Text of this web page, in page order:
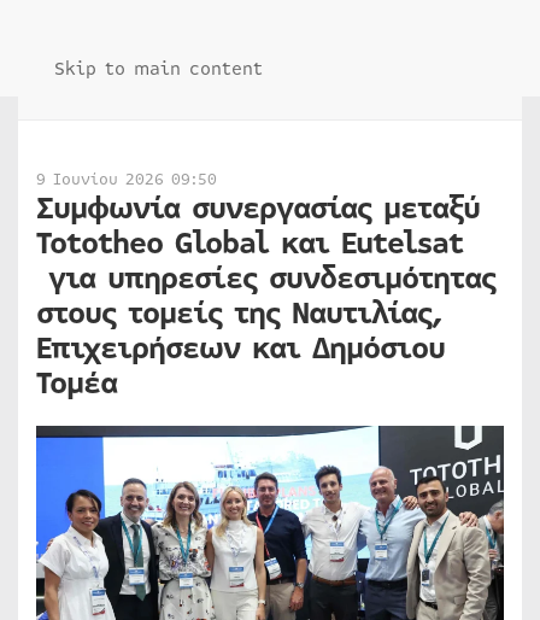
Skip to main content
9 Ιουνίου 2026 09:50
Συμφωνία συνεργασίας μεταξύ
Tototheo Global και Eutelsat
για υπηρεσίες συνδεσιμότητας
στους τομείς της Ναυτιλίας,
Επιχειρήσεων και Δημόσιου
Τομέα